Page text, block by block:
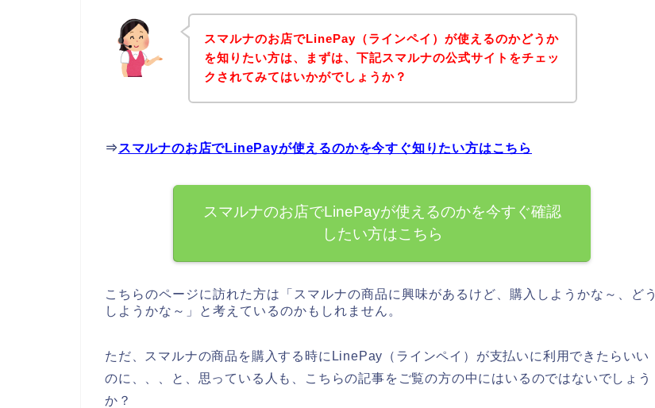
スマルナのお店でLinePay（ラインペイ）が使えるのかどうか
を知りたい方は、まずは、下記スマルナの公式サイトをチェッ
クされてみてはいかがでしょうか？
⇒ スマルナのお店でLinePayが使えるのかを今すぐ知りたい方はこちら
スマルナのお店でLinePayが使えるのかを今すぐ確認
したい方はこちら
こちらのページに訪れた方は「スマルナの商品に興味があるけど、購入しようかな～、どう
しようかな～」と考えているのかもしれません。
ただ、スマルナの商品を購入する時にLinePay（ラインペイ）が支払いに利用できたらいい
のに、、、と、思っている人も、こちらの記事をご覧の方の中にはいるのではないでしょう
か？